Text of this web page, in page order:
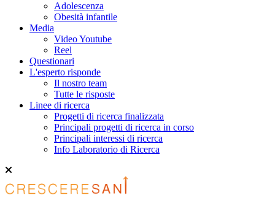
Adolescenza
Obesità infantile
Media
Video Youtube
Reel
Questionari
L'esperto risponde
Il nostro team
Tutte le risposte
Linee di ricerca
Progetti di ricerca finalizzata
Principali progetti di ricerca in corso
Principali interessi di ricerca
Info Laboratorio di Ricerca